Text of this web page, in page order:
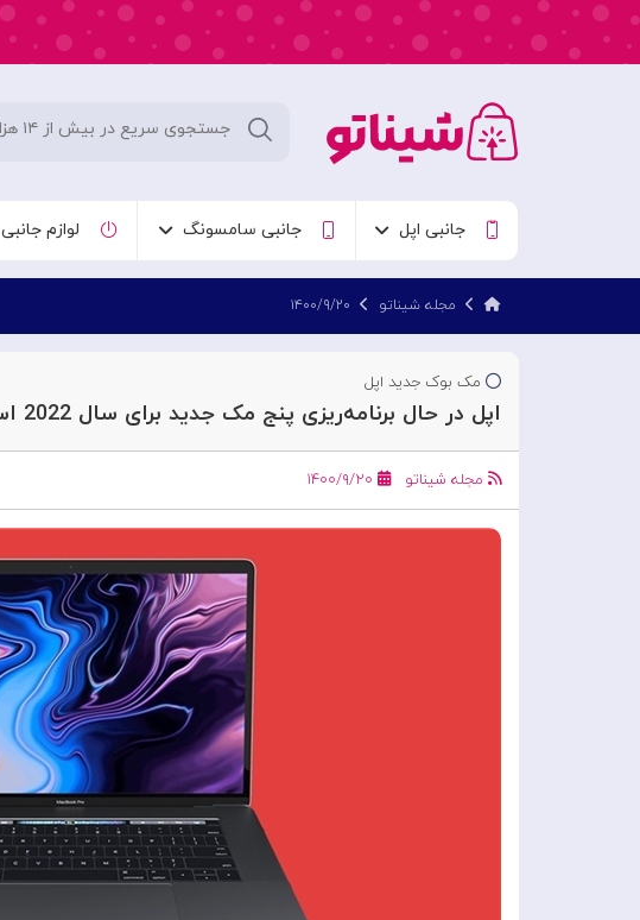
جانبی اپل جانبی سامسونگ لوازم جانبی
مجله شیناتو ۱۴۰۰/۹/۲۰
مک بوک جدید اپل
اپل در حال برنامه‌ریزی پنج مک جدید برای سال 2022 است
مجله شیناتو ۱۴۰۰/۹/۲۰